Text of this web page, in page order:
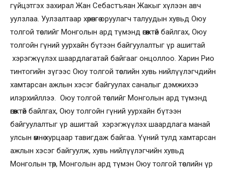
гүйцэтгэх захирал Жан Себастъяан Жакыг хүлээн авч
уулзлаа. Уулзалтаар хөрөнгө оруулагч талуудын хувьд Оюу
толгой төслийг Монголын ард түмэнд өгөөжтөй байлгах, Оюу
толгойн гүний уурхайн бүтээн байгуулалтыг үр ашигтай
хэрэгжүүлэх шаардлагатай байгааг онцоллоо. Харин Рио
тинтогийн зүгээс Оюу толгой төслийн хувь нийлүүлэгчдийн
хамтарсан ажлын хэсэг байгуулах саналыг дэмжихээ
илэрхийллээ. Оюу толгой төслийг Монголын ард түмэнд
өгөөжтөй байлгах, Оюу толгойн гүний уурхайн бүтээн
байгуулалтыг үр ашигтай хэрэгжүүлэх шаардлага манай
улсын өмнө хурцаар тавигдаж байгаа. Үүний тулд хамтарсан
ажлын хэсэг байгуулж, хувь нийлүүлэгчийн хувьд
Монголын төр, Монголын ард түмэн Оюу толгой төслийн үр